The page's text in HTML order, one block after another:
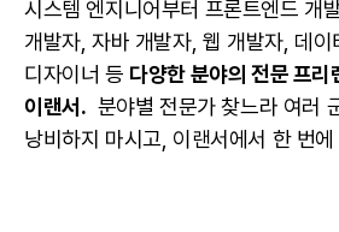
시스템 엔지니어부터 프론트엔드 개
개발자,자바 개발자, 웹 개발자, 데이
디자이너 등 다양한 분야의 전문 프
이랜서. 분야별 전문가 찾느라 여러
낭비하지 마시고, 이랜서에서 한 번